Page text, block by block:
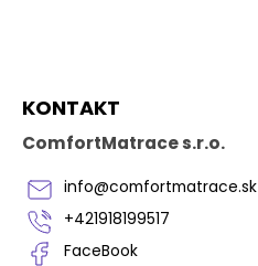
KONTAKT
ComfortMatrace s.r.o.
info@comfortmatrace.sk
+421918199517
FaceBook